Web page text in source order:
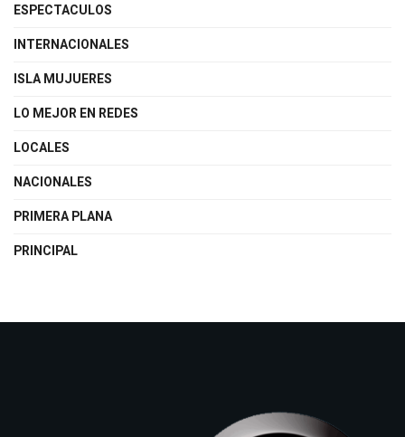
ESPECTACULOS
INTERNACIONALES
ISLA MUJUERES
LO MEJOR EN REDES
LOCALES
NACIONALES
PRIMERA PLANA
PRINCIPAL